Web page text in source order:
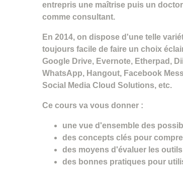
entrepris une maîtrise puis un
comme consultant.
En 2014, on dispose d'une telle
toujours facile de faire un choix
Google Drive, Evernote, Etherpad,
WhatsApp, Hangout, Facebook
Social Media Cloud Solutions, etc.
Ce cours va vous donner :
une vue d'ensemble des
des concepts clés pour
des moyens d'évaluer les outils
des bonnes pratiques pour